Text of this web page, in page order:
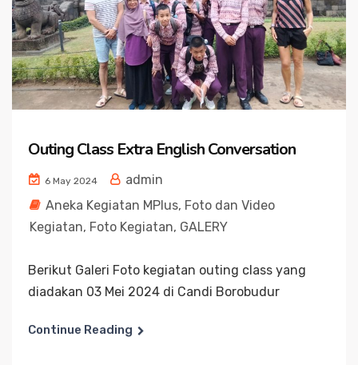
Outing Class Extra English Conversation
6 May 2024
admin
Aneka Kegiatan MPlus, Foto dan Video
Kegiatan, Foto Kegiatan, GALERY
Berikut Galeri Foto kegiatan outing class yang
diadakan 03 Mei 2024 di Candi Borobudur
Continue Reading